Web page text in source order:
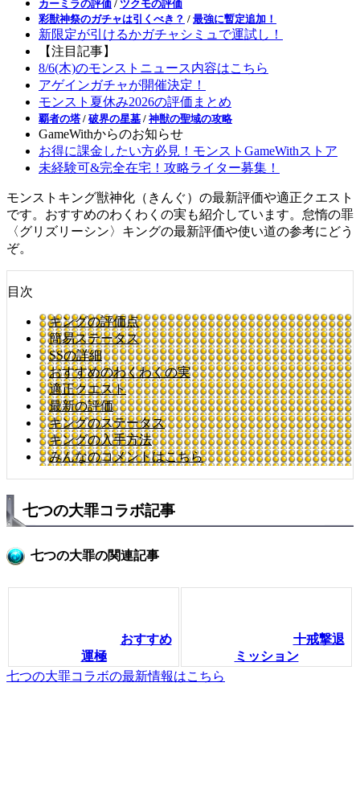
カーミラの評価 / ツクモの評価
彩獣神祭のガチャは引くべき？ / 最強に暫定追加！
新限定が引けるかガチャシミュで運試し！
【注目記事】
8/6(木)のモンストニュース内容はこちら
アゲインガチャが開催決定！
モンスト夏休み2026の評価まとめ
覇者の塔 / 破界の星墓 / 神獣の聖域の攻略
GameWithからのお知らせ
お得に課金したい方必見！モンストGameWithストア
未経験可&完全在宅！攻略ライター募集！
モンストキング獣神化（きんぐ）の最新評価や適正クエスト
です。おすすめのわくわくの実も紹介しています。怠惰の罪
〈グリズリーシン〉キングの最新評価や使い道の参考にどう
ぞ。
目次
キングの評価点
簡易ステータス
SSの詳細
おすすめのわくわくの実
適正クエスト
最新の評価
キングのステータス
キングの入手方法
みんなのコメントはこちら
七つの大罪コラボ記事
七つの大罪の関連記事
おすすめ
運極
十戒撃退
ミッション
七つの大罪コラボの最新情報はこちら